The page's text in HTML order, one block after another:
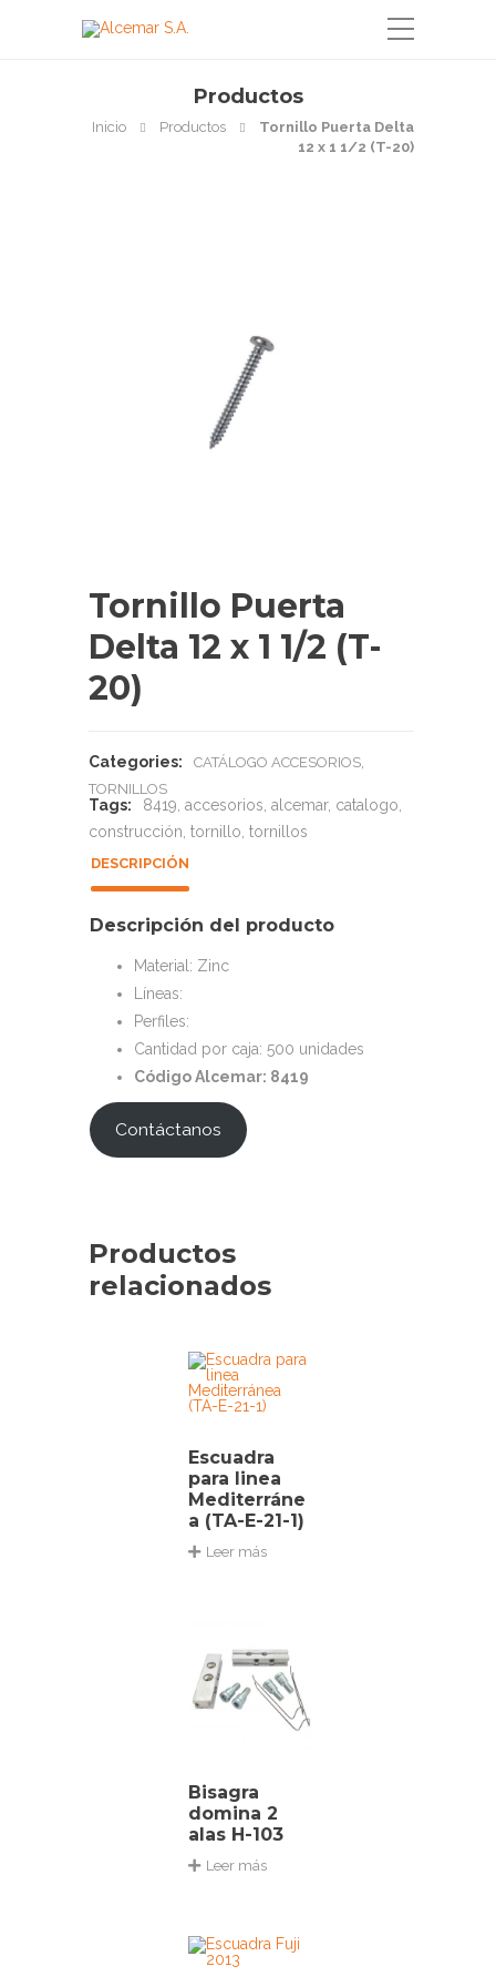
Productos
Inicio Productos
Tornillo Puerta Delta
12 x 1 1/2 (T-20)
Tornillo Puerta
Delta 12 x 1 1/2 (T-
20)
Categories: CATÁLOGO ACCESORIOS
TORNILLOS
Tags: 8419 accesorios alcemar, catalogo
construcción tornillo tornillos
DESCRIPCIÓN
Descripción del producto
Material: Zinc
Líneas:
Perfiles:
Cantidad por caja: 500 unidades
Código Alcemar: 8419
Contáctanos
Productos
relacionados
Escuadra
para linea
Mediterráne
a (TA-E-21-1)
Leer más
Bisagra
domina 2
alas H-103
Leer más